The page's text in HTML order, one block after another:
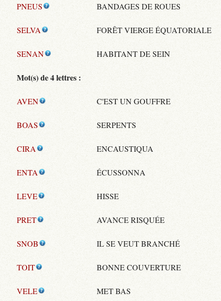
PNEUS BANDAGES DE ROUES
SELVA FORÊT VIERGE ÉQUATORIALE
SENAN HABITANT DE SEIN
Mot(s) de 4 lettres :
AVEN C'EST UN GOUFFRE
BOAS SERPENTS
CIRA ENCAUSTIQUA
ENTA ÉCUSSONNA
LEVE HISSE
PRET AVANCE RISQUÉE
SNOB IL SE VEUT BRANCHÉ
TOIT BONNE COUVERTURE
VELE MET BAS